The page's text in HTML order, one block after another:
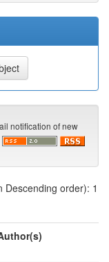
notification of new
Descending order): 1